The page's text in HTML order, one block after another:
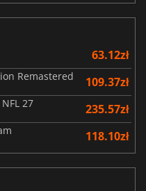
63.12zł
Remastered 109.37zł
27 235.57zł
118.10zł